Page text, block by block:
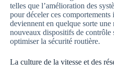
telles que l’amélioration des
pour déceler ces
deviennent en quelque sorte
nouveaux dispositifs de contrôle
optimiser la sécurité routière.
La culture de la vitesse et des